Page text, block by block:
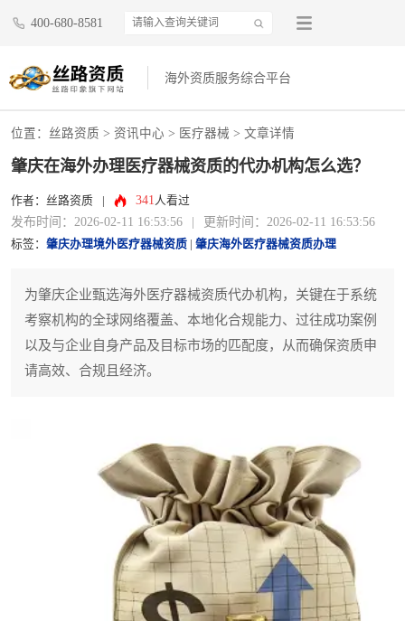
400-680-8581
海外资质服务综合平台
位置： 丝路资质 > 资讯中心 > 医疗器械 > 文章详情
肇庆在海外办理医疗器械资质的代办机构怎么选？
作者：丝路资质 341人看过
发布时间：2026-02-11 16:53:56 更新时间：2026-02-11 16:53:56
标签： 肇庆办理境外医疗器械资质 肇庆海外医疗器械资质办理
为肇庆企业甄选海外医疗器械资质代办机构，关键在于系统
考察机构的全球网络覆盖、本地化合规能力、过往成功案例
以及与企业自身产品及目标市场的匹配度，从而确保资质申
请高效、合规且经济。